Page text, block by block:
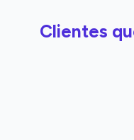
Clientes